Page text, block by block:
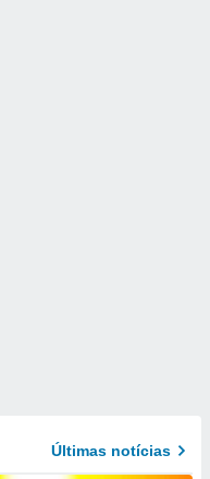
Últimas notícias